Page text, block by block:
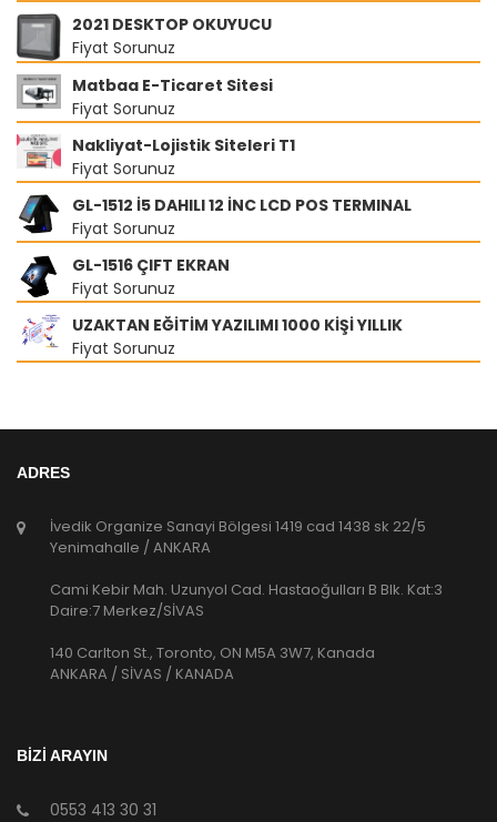
2021 DESKTOP OKUYUCU
Fiyat Sorunuz
Matbaa E-Ticaret Sitesi
Fiyat Sorunuz
Nakliyat-Lojistik Siteleri T1
Fiyat Sorunuz
GL-1512 İ5 DAHILI 12 İNC LCD POS TERMINAL
Fiyat Sorunuz
GL-1516 ÇIFT EKRAN
Fiyat Sorunuz
UZAKTAN EĞİTİM YAZILIMI 1000 KİŞİ YILLIK
Fiyat Sorunuz
ADRES
İvedik Organize Sanayi Bölgesi 1419 cad 1438 sk 22/5
Yenimahalle / ANKARA
Cami Kebir Mah. Uzunyol Cad. Hastaoğulları B Blk. Kat:3
Daire:7 Merkez/SİVAS
140 Carlton St., Toronto, ON M5A 3W7, Kanada
ANKARA / SİVAS / KANADA
BİZİ ARAYIN
0553 413 30 31